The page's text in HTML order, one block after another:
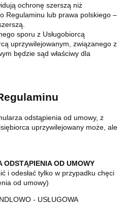
ochronę szerszą niż
Regulaminu lub prawa polskiego –
sporu z Usługobiorcą
uprzywilejowanym, związanego z
będzie sąd właściwy dla
odstąpienia od umowy, z
uprzywilejowany może, ale
ODSTĄPIENIA OD UMOWY
i odesłać tylko w przypadku chęci
od umowy)
- USŁUGOWA